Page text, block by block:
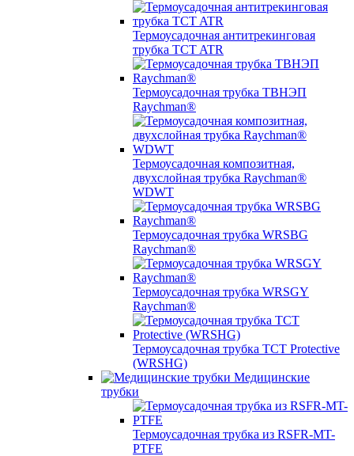
Термоусадочная антитрекинговая
трубка TCT ATR
Термоусадочная трубка ТВНЭП
Raychman®
Термоусадочная композитная,
двухслойная трубка Raychman®
WDWT
Термоусадочная трубка WRSBG
Raychman®
Термоусадочная трубка WRSGY
Raychman®
Термоусадочная трубка TCT Protective
(WRSHG)
Медицинские
трубки
Термоусадочная трубка из RSFR-MT-
PTFE